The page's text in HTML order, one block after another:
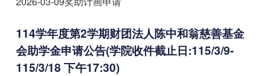
114学年度第2学期财团法人陈中和翁慈善基金
会助学金申请公告(学院收件截止日:115/3/9-
115/3/18 下午17:30)